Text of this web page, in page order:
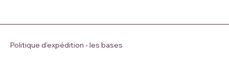
Politique d'expédition - les bases